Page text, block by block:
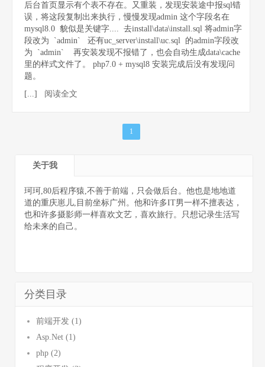
人网站
后台首页显示有个表不存在。又重装，发现安装途中报sql错
误，将这段复制出来执行，慢慢发现admin 这个字段名在
mysql8.0 貌似是关键字.... 去install\data\install.sql 将admin字
段改为 `admin` 还有uc_server\install\uc.sql 的admin字段改
为 `admin` 再安装发现不报错了，也会自动生成data\cache
里的样式文件了。 php7.0 + mysql8 安装完成后没有发现问
题。
[...] 阅读全文
1
关于我
珂珂,80后程序猿,不善于前端，只会做后台。他也是地地道
道的重庆崽儿,目前坐标广州。他和许多IT男一样不擅表达，
也和许多摄影师一样喜欢文艺，喜欢旅行。只想记录生活写
给未来的自己。
分类目录
前端开发 (1)
Asp.Net (1)
php (2)